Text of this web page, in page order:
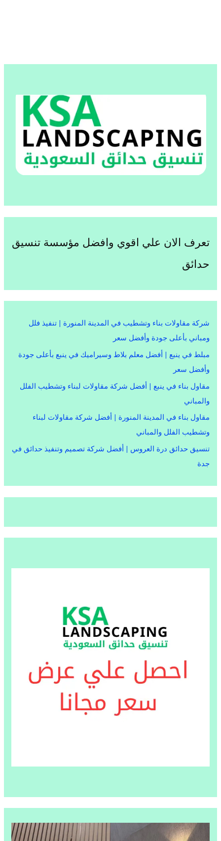
تعرف الان علي اقوي وافضل مؤسسة تنسيق
حدائق
شركة مقاولات بناء وتشطيب في المدينة المنورة | تنفيذ فلل
ومباني بأعلى جودة وأفضل سعر
مبلط في ينبع | أفضل معلم بلاط وسيراميك في ينبع بأعلى جودة
وأفضل سعر
مقاول بناء في ينبع | أفضل شركة مقاولات لبناء وتشطيب الفلل
والمباني
مقاول بناء في المدينة المنورة | أفضل شركة مقاولات لبناء
وتشطيب الفلل والمباني
تنسيق حدائق درة العروس | أفضل شركة تصميم وتنفيذ حدائق في
جدة